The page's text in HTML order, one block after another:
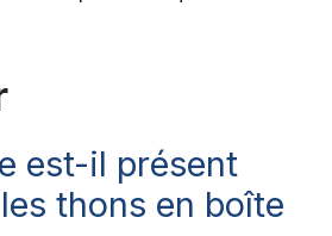
est-il présent
thons en boîte